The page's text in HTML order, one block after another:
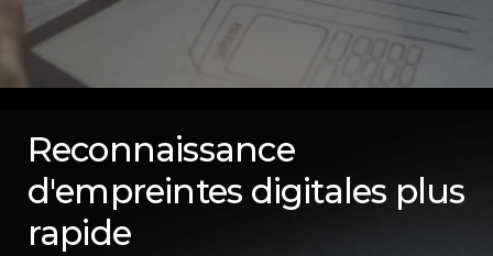
Reconnaissance
d'empreintes digitales plus
rapide